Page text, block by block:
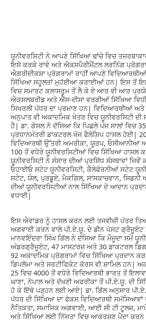
ਯੂਨੀਵਰਸਿਟੀ ਨੇ ਆਪਣੇ ਸਿੱਖਿਆ ਢਾਂਚੇ ਵਿਚ
ਇਸੇ ਕਰਕੇ ਰਾਵੇ ਅਤੇ ਐਕਸਪੈਰੀਮੈਂਟਲ ਲਰਨਿੰਗ
ਐਗਰੀਦੀਕਸ਼ਾ ਪ੍ਰੋਗਰਾਮਾਂ ਰਾਹੀਂ ਆਪਣੇ
ਸਿੱਖਿਆ ਸਹੂਲਤਾਂ ਮੁਹੱਈਆ ਕਰਾਈਆਂ ਹਨ| ਇਸ ਤੋਂ
ਵਿਚ ਸਮਾਰਟ ਕਲਾਸਰੂਮ ਤੋਂ ਲੈ ਕੇ ਏ ਆਰ ਵੀ ਆਰ
ਐਕਸਲਬਰੀਡ ਅਤੇ ਐੱਸ-ਦੀਸਾ ਵਰਗੀਆਂ ਸਿੱਖਿਆ
ਸਿਖਰਲੀ ਪੱਧਰ ਦਾ ਪ੍ਰਮਾਣ ਹਨ| ਵਿਦਿਆਰਥੀਆਂ
ਅਨੁਪਾਤ ਵੀ ਅਕਾਦਮਿਕ ਖੇਤਰ ਵਿਚ ਯੂਨੀਵਰਸਿਟੀ ਦੀ
ਹੈ| ਡਾ. ਗੋਸਲ ਨੇ ਦੱਸਿਆ ਕਿ ਪਿਛਲੇ ਪੰਜ ਸਾਲਾਂ ਵਿਚ
ਪ੍ਰਧਾਨਮੰਤਰੀ ਡਾਕਟਰਲ ਖੋਜ ਫੈਲੋਸ਼ਿਪ ਹਾਸਲ ਹੋਈ|
ਵਿਦਿਆਰਥੀ ਉੱਤਰੀ ਅਮਰੀਕਾ, ਯੂਰਪ, ਓਸੀਆਨੀਆ
100 ਤੋਂ ਵਧੇਰੇ ਯੂਨੀਵਰਸਿਟੀਆਂ ਵਿਚ ਸਿੱਖਿਆ ਹਾਸਲ
ਯੂਨੀਵਰਸਿਟੀ ਨੇ ਸੰਸਾਰ ਦੀਆਂ ਪ੍ਰਸਿੱਧ ਸੰਸਥਾਵਾਂ ਜਿਵੇਂ
ਓਹਾਈਓ ਸਟੇਟ ਯੂਨੀਵਰਸਿਟੀ, ਕੈਲੇਫੋਰਨੀਆਂ ਸਟੇਟ
ਸਟੇਟ, ਯੇਲ, ਪੁਰਡੂਏ, ਮੈਕਗਿਲ, ਸਾਸਕਾਚਵਾਨ,
ਦੀਆਂ ਯੂਨੀਵਰਸਿਟੀਆਂ ਨਾਲ ਸਿੱਖਿਆ ਦੇ ਆਦਾਨ
ਵਧਾਈ|
ਇਸ ਐਵਾਡਰ ਨੂੰ ਹਾਸਲ ਕਰਨ ਲਈ ਤਜਵੀਜ਼ੀ ਪੱਤਰ
ਅਗਵਾਈ ਕਰਨ ਵਾਲੇ ਪੀ.ਏ.ਯੂ. ਦੇ ਡੀਨ ਪੋਸਟ ਗ੍ਰੈਜੂਏਟ
ਮਾਨਵਇੰਦਰਾ ਸਿੰਘ ਗਿੱਲ ਨੇ ਦੱਸਿਆ ਕਿ ਮੌਜੂਦਾ ਸਮੇਂ
ਅੰਡਰਗ੍ਰੈਜੂਏਟ, 47 ਮਾਸਟਰਜ਼ ਅਤੇ 30 ਡਾਕਟਰਲ
92 ਅਕਾਦਮਿਕ ਪ੍ਰੋਗਰਾਮਾਂ ਵਿਚ ਸਿੱਖਿਆ ਪ੍ਰਦਾਨ ਕਰ
ਡਿਪਲੋਮਾ ਅਤੇ ਸਰਟੀਫਿਕੇਟ ਕੋਰਸ ਵੀ ਸ਼ਾਮਿਲ ਹਨ|
25 ਵਿਚ 4000 ਤੋਂ ਵਧੇਰੇ ਵਿਦਿਆਰਥੀ ਭਾਰਤ ਤੋਂ
ਘਾਣਾ, ਨੇਪਾਲ ਅਤੇ ਦੱਖਣੀ ਅਫਰੀਕਾ ਤੋਂ ਪੀ.ਏ.ਯੂ. ਦੀ
ਹੋ ਕੇ ਇੱਥੇ ਪੜ੍ਹਨ ਲਈ ਆਏ| ਡਾ. ਗਿੱਲ ਅਨੁਸਾਰ
ਪੱਧਰ ਦੀ ਸਿੱਖਿਆ ਦਾ ਫੋਕਸ ਵਿਦਿਆਰਥੀ ਸਮੱਸਿਆਵਾਂ
ਨੈਤਿਕਤਾ, ਸਮਾਜਿਕ ਅਗਵਾਈ, ਆਈ ਸੀ ਟੀ ਟੂਲਜ਼,
ਅਤੇ ਸਿੱਖਿਆ ਲਈ ਨਿੱਜਤਾ ਵਿਚ ਆਕਰਸ਼ਣ ਪੈਦਾ